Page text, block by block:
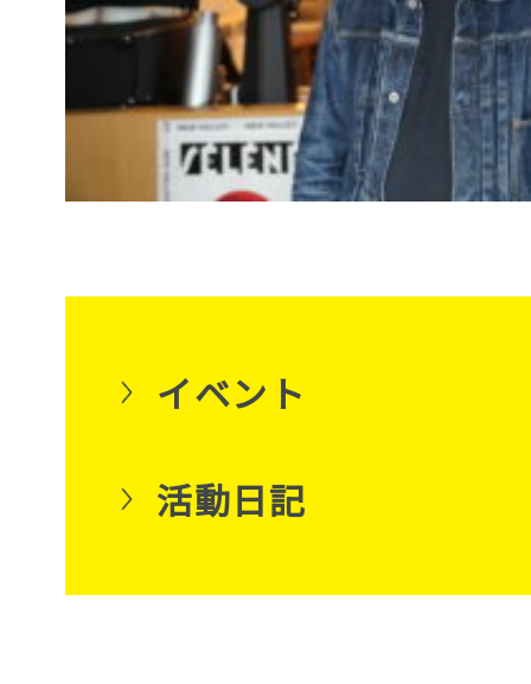
イベント
活動日記